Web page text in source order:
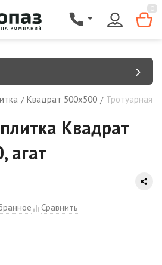
0
/ Квадрат 500х500 / Тротуарная
Квадрат
агат
Сравнить